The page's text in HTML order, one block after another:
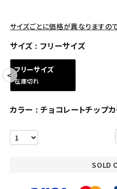
アクセサリー
COLLABORATION BRAND
SEASON
ようこそ ゲスト 様
person
サイズごとに価格が異なりますの
サイズ フリーサイズ
フリーサイズ
在庫切れ
カラー チョコレートチップ
SOLD